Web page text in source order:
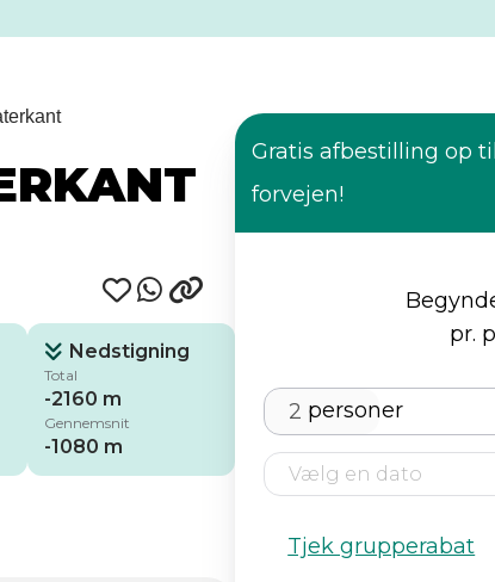
Nedstigning
Total
-2160 m
Gennemsnit
-1080 m
Gratis afbestilling op
forvejen!
pr.
personer
Tjek grupperabat